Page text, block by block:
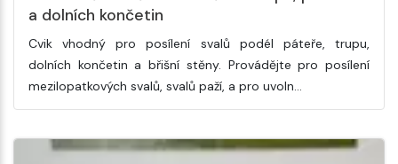
a dolních končetin
Cvik vhodný pro posílení svalů podél páteře, trupu,
dolních končetin a břišní stěny. Provádějte pro posílení
mezilopatkových svalů, svalů paží, a pro uvoln…